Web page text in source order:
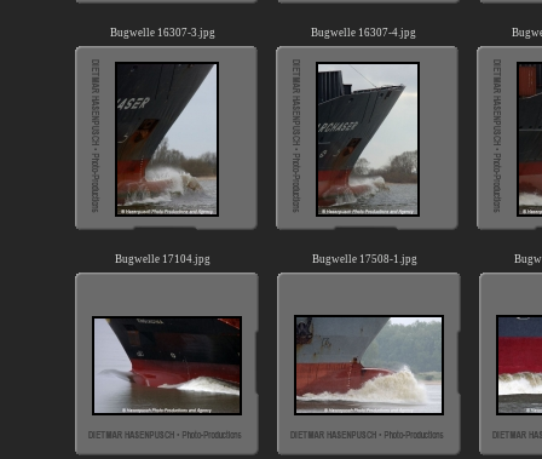
Bugwelle 16307-3.jpg Bugwelle 16307-4.jpg
Bugwelle 17104.jpg Bugwelle 17508-1.jpg